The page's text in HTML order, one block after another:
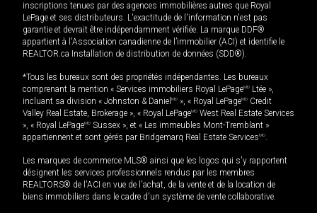
inscriptions tenues par des agences immobilières autres que Royal
LePage et ses distributeurs. L'exactitude de l'information n'est pas
garantie et devrait être indépendamment vérifiée. La marque DDF®
appartient à l'Association canadienne de l’immobilier (ACI) et identifie le
REALTOR.ca Installation de distribution de données (SDD®).
*Tous les bureaux sont des propriétés indépendantes. Les bureaux
comprenant la mention « Services immobiliers Royal LePageMD Ltée »,
incluant sa division « Johnston & Daniel MD », « Royal LePageMD Credit
Valley Real Estate, Brokerage », « Royal LePageMD West Real Estate Services
», « Royal LePageMD Sussex », et « Les immeubles Mont-Tremblant »
appartiennent et sont gérés par Bridgemarq Real Estate ServicesMD.
Les marques de commerce MLS® ainsi que les logos qui s'y rapportent
désignent les services professionnels rendus par les membres
REALTORS® de l'ACI en vue de l'achat, de la vente et de la location de
biens immobiliers dans le cadre d'un système de vente collaborative.